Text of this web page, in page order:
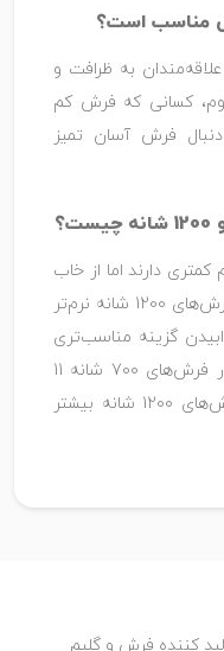
شانه برای علاقه‌مندان به ظرافت و
کسانی که فرش کم
فرش آسان تمیز
تراکم کمتری دارند اما از خاب
بیشتری برخوردارند و در مقایسه با فرش‌های 1200 شانه نرم‌تر
گزینه مناسب‌تری
باشند. همچنین ارتفاع خاب فرش در فرش‌های 700 شانه 11
میلی‌متر است که در مقایسه با فرش‌های 1200 شانه بیشتر
کننده فرش و گلیم